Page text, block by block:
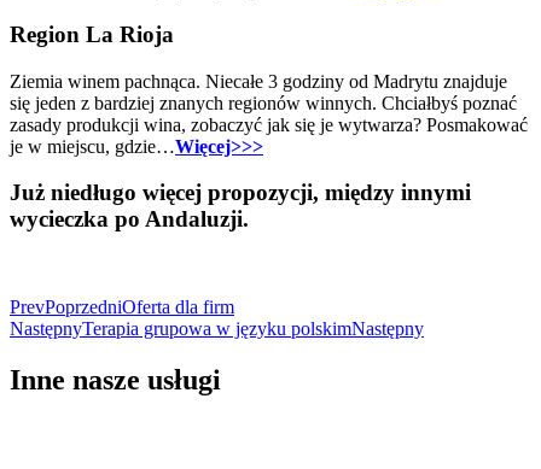
Region La Rioja
Ziemia winem pachnąca. Niecałe 3 godziny od Madrytu znajduje
się jeden z bardziej znanych regionów winnych. Chciałbyś poznać
zasady produkcji wina, zobaczyć jak się je wytwarza? Posmakować
je w miejscu, gdzie…Więcej>>>
Już niedługo więcej propozycji, między innymi
wycieczka po Andaluzji.
PrevPoprzedniOferta dla firm
NastępnyTerapia grupowa w języku polskimNastępny
Inne nasze usługi